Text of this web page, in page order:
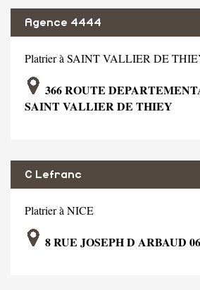
Agence 4444
Platrier à SAINT VALLIER DE
366 ROUTE
SAINT VALLIER DE THIEY
C Lefranc
Platrier à NICE
8 RUE JOSEPH D ARBAUD